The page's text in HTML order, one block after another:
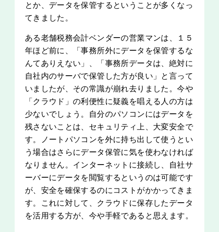
とか、データを保管するということが多くなっ
てきました。
ある老舗税務会計ベンダーの営業マンは、１５
年ほど前に、「事務所外にデータを保管するな
んてありえない」、「事務所データは、絶対に
自社内のサーバで保管した方が良い」と言って
いましたが、その常識が崩れ去りました。今や
「クラウド」の利便性に疑義を唱える人の方は
少ないでしょう。自分のパソコンにはデータを
残さないことは、セキュリティ上、大変安全で
す。ノートパソコンを外に持ち出して使うとい
う場合はさらにデータ保管に気を使わなければ
なりません。インターネットに接続し、自社サ
ーバーにデータを閲覧するというのは可能です
が、安全を確保するのにコストがかかってきま
す。これに対して、クラウドに保存したデータ
を活用する方が、今や手軽であると思えます。